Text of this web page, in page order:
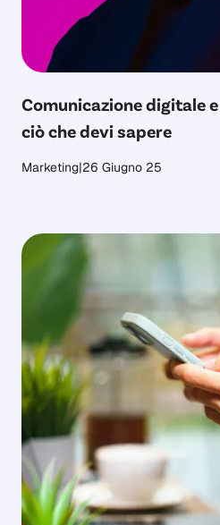
Comunicazione digitale
ciò che devi sapere
Marketing|26 Giugno 25